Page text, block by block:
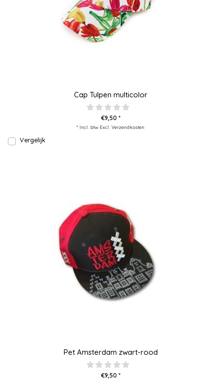
Cap Tulpen multicolor
€9,50 *
* Incl. btw Excl. Verzendkosten
Vergelijk
Pet Amsterdam zwart-rood
€9,50 *